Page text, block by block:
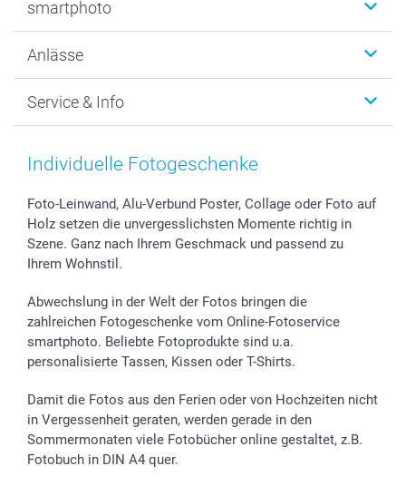
Fotogeschenke
MyNameBook
Fotoabzüge, Fotos als Buch & Poster
Zubehör & Material
Sticker & Etiketten
Geschenk-Gutscheine (PDF)
smartphoto
Warum smartphoto
Datenschutz
AGB
Presse
Partnerprogramme
Investor Relations
Widerrufsrecht
Anlässe
Neujahr
Muttertag
Kommunion & Konfirmation
Hochzeit
Geburtstag
Zu allen Anlässen
Service & Info
Preise und Versandkosten
48h Lieferung
Zahlungsmöglichkeiten
Anmelden /Registrieren
Status der Bestellung
smartfriends
smartgarantie
smartbonus
Individuelle Fotogeschenke
Foto-Leinwand, Alu-Verbund Poster, Collage oder Foto auf
Holz setzen die unvergesslichsten Momente richtig in
Szene. Ganz nach Ihrem Geschmack und passend zu
Ihrem Wohnstil.
Abwechslung in der Welt der Fotos bringen die
zahlreichen Fotogeschenke vom Online-Fotoservice
smartphoto. Beliebte Fotoprodukte sind u.a.
personalisierte Tassen, Kissen oder T-Shirts.
Damit die Fotos aus den Ferien oder von Hochzeiten nicht
in Vergessenheit geraten, werden gerade in den
Sommermonaten viele Fotobücher online gestaltet, z.B.
Fotobuch in DIN A4 quer.